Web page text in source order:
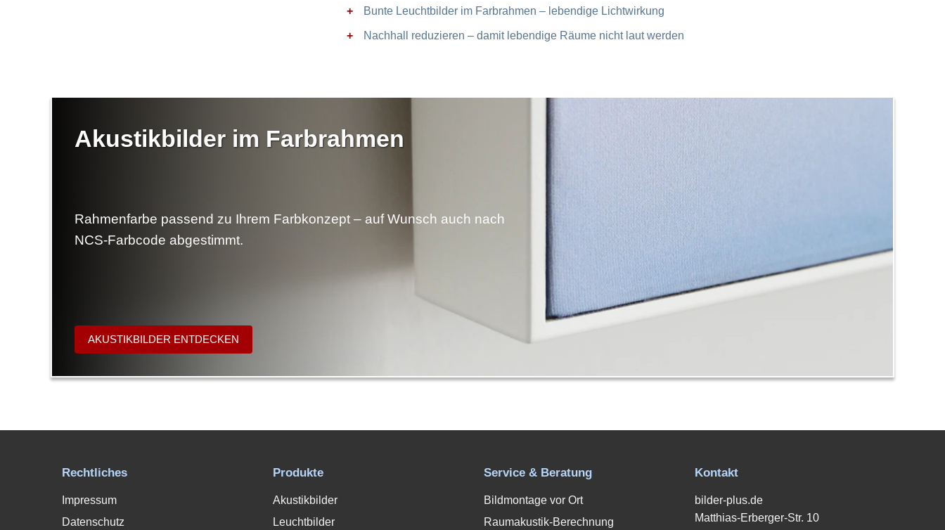
Bunte Leuchtbilder im Farbrahmen – lebendige Lichtwirkung
Nachhall reduzieren – damit lebendige Räume nicht laut werden
Akustikbilder im Farbrahmen
Rahmenfarbe passend zu Ihrem Farbkonzept – auf Wunsch auch nach
NCS-Farbcode abgestimmt.
AKUSTIKBILDER ENTDECKEN
Rechtliches
Impressum
Datenschutz
Produkte
Akustikbilder
Leuchtbilder
Service & Beratung
Bildmontage vor Ort
Raumakustik-Berechnung
Kontakt
bilder-plus.de
Matthias-Erberger-Str. 10